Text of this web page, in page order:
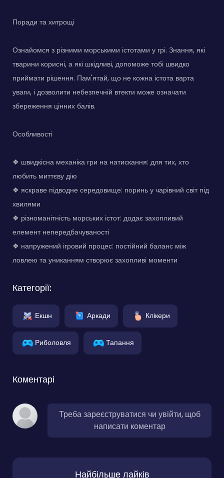
Поради та хитрощі
Ознайомся з різними морськими істотами у грі. Знання, які
тварини корисні, а які шкідливі, допоможе тобі швидко
приймати рішення. Пам'ятай, що не кожна істота варта
уваги, і дозволити небезпечній втекти може означати
збереження цінних балів.
Особливості
❖ швидкісна механіка гри на натискання: для тих, хто
любить миттєву дію
❖ яскраве підводне середовище: поринь у чарівний світ під
хвилями
❖ різноманітність морських істот: додає захопливий
елемент непередбачуваності
❖ напружений ігровий процес: постійний баланс між
ловлею та униканням створює захопливі моменти
Категорії:
Екшн Аркади Клікери
Риболовля Тапання
Коментарі
Треба зареєструватися чи увійти, щоб
написати коментар
Найбільше лайків